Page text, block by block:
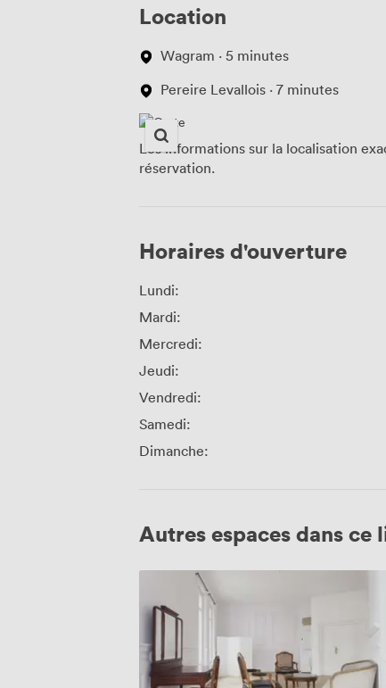
Location
Wagram · 5 minutes
Pereire Levallois · 7 minutes
Les informations sur la localisation
réservation.
Horaires d'ouverture
Lundi:
Mardi:
Mercredi:
Jeudi:
Vendredi:
Samedi:
Dimanche:
Autres espaces dans ce
Haussmann